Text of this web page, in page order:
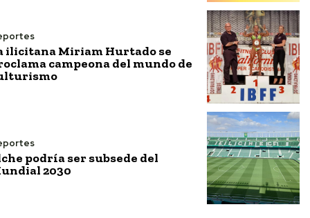
ilicitana Miriam Hurtado se
campeona del mundo de
podría ser subsede del
2030